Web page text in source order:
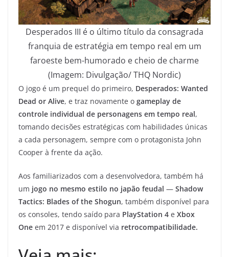
Desperados III é o último título da consagrada
franquia de estratégia em tempo real em um
faroeste bem-humorado e cheio de charme
(Imagem: Divulgação/ THQ Nordic)
O jogo é um prequel do primeiro, Desperados: Wanted
Dead or Alive, e traz novamente o gameplay de
controle individual de personagens em tempo real,
tomando decisões estratégicas com habilidades únicas
a cada personagem, sempre com o protagonista John
Cooper à frente da ação.
Aos familiarizados com a desenvolvedora, também há
um jogo no mesmo estilo no japão feudal — Shadow
Tactics: Blades of the Shogun, também disponível para
os consoles, tendo saído para PlayStation 4 e Xbox
One em 2017 e disponível via retrocompatibilidade.